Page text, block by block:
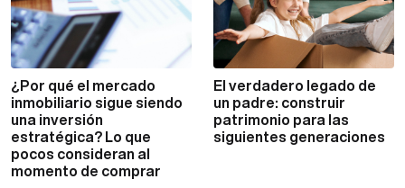
VER MÁS
¿Por qué el mercado
inmobiliario sigue siendo
una inversión
estratégica? Lo que
pocos consideran al
momento de comprar
VER MÁS
El verdadero legado de
un padre: construir
patrimonio para las
siguientes generaciones